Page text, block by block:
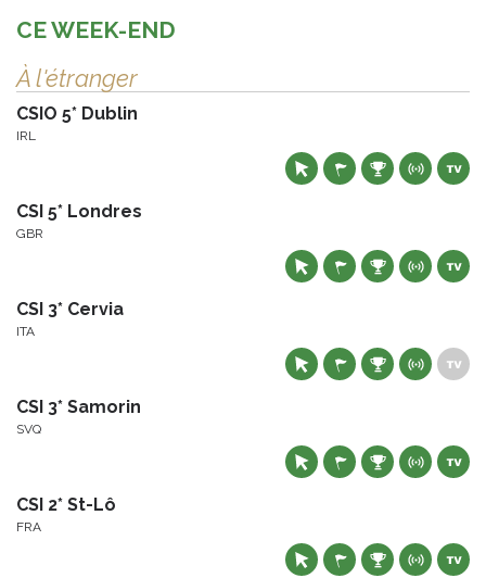
CE WEEK-END
À l'étranger
CSIO 5* Dublin
IRL
CSI 5* Londres
GBR
CSI 3* Cervia
ITA
CSI 3* Samorin
SVQ
CSI 2* St-Lô
FRA